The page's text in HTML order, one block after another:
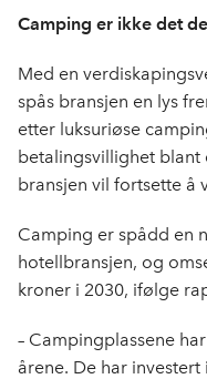
Camping er ikke det
Med en
spås bransjen en lys
etter luksuriøse
betalingsvillighet
bransjen vil fortsette å
Camping er spådd en
hotellbransjen, og
kroner i 2030, ifølge
– Campingplassene
årene. De har